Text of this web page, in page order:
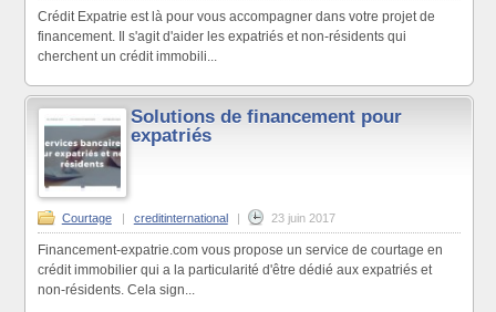
Crédit Expatrie est là pour vous accompagner dans votre projet de
financement. Il s'agit d'aider les expatriés et non-résidents qui
cherchent un crédit immobili...
Solutions de financement pour
expatriés
Courtage | creditinternational | 23 juin 2017
Financement-expatrie.com vous propose un service de courtage en
crédit immobilier qui a la particularité d'être dédié aux expatriés et
non-résidents. Cela sign...